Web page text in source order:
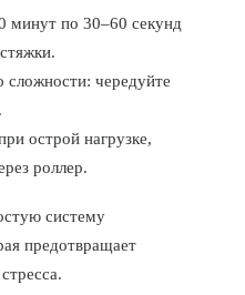
минут по 30–60 секунд
сложности: чередуйте
острой нагрузке,
роллер.
систему
предотвращает